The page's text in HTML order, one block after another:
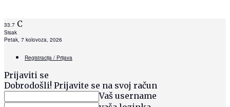
33.7 C
Sisak
Petak, 7 kolovoza, 2026
Registracija / Prijava
Prijaviti se
Dobrodošli! Prijavite se na svoj račun
Vaš username